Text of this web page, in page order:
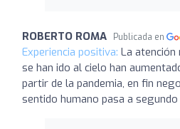
ROBERTO ROMA Publicada en
Experiencia positiva: La atención
se han ido al cielo han
partir de la pandemia, en fin
sentido humano pasa a